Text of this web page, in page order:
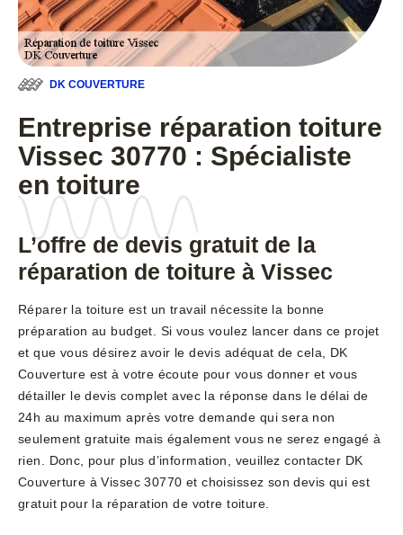
DK COUVERTURE
Entreprise réparation toiture
Vissec 30770 : Spécialiste
en toiture
L’offre de devis gratuit de la
réparation de toiture à Vissec
Réparer la toiture est un travail nécessite la bonne
préparation au budget. Si vous voulez lancer dans ce projet
et que vous désirez avoir le devis adéquat de cela, DK
Couverture est à votre écoute pour vous donner et vous
détailler le devis complet avec la réponse dans le délai de
24h au maximum après votre demande qui sera non
seulement gratuite mais également vous ne serez engagé à
rien. Donc, pour plus d’information, veuillez contacter DK
Couverture à Vissec 30770 et choisissez son devis qui est
gratuit pour la réparation de votre toiture.